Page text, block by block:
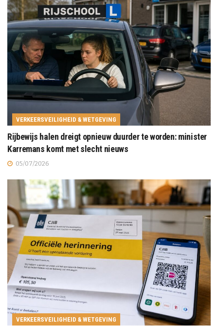
VERKEERSVEILIGHEID & WETGEVING
Rijbewijs halen dreigt opnieuw duurder te worden: minister
Karremans komt met slecht nieuws
05/07/2026
VERKEERSVEILIGHEID & WETGEVING